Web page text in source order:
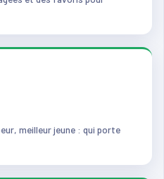
meilleur jeune : qui porte